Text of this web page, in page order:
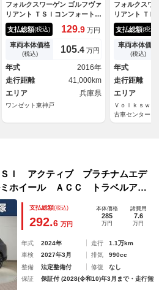
フォルクスワーゲン ゴルフヴァ
リアント ＴＳＩコンフォートラ
インブルーモーションテクノロ
ジー 純正ナビ・Ｂｌｕｅｔｏ
ｏｔｈオーディオ・フルセグ・
Ｆドラレコ・ＨＩＤライト・ヘ
ットライトウォッシャー・ルー
フレール・ＤＶＤプレーヤー・
スマートキー・ＥＴＣ・１６イ
ンチＡＷ・ターボエンジン・デ
ィーラー車
支払総額(税込) 129.9 万円
車両本体価格
(税込) 105.4 万円
年式
2016年
走行距離
41,000km
エリア
兵庫県
ワンゼット東神戸
フォルクスワ
リアント Ｔ
ドバンス プ
ョン クリー
認定中古車
減ブレーキ
ベルアシス
ト パークア
ップディス
ＣａｒＰｌａ
ター ＥＴＣ
支払総額(税込)
車両本体価格
(税込)
年式
走行距離
エリア
Ｖｏｌｋｓｗａ
古車センター
Ｉ アクティブ プラチナムエデ
ホイール ＡＣＣ トラベルアシ
ィティクション リヤトラフィッ
ィスプレイ Ｄｉｓｃｏｖｅｒパ
支払総額(税込)
292.6 万円
本体価格
285
万円
諸費用
7.6
万円
年式 2024年 走行
1.1万km
車検
2027年3月 排気
990cc
整備
法定整備付 修復
なし
保証
保証付 (2028(令和10)年3月まで・走行無